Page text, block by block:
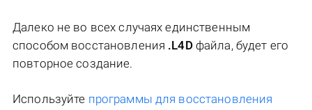
Далеко не во всех случаях единственным
способом восстановления .L4Dфайла, будет его
повторное создание.
Используйте программы для восстановления